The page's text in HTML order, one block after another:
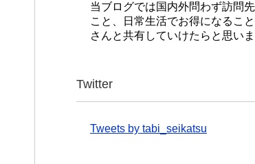
当ブログでは国内外問わず訪問
こと、日常生活でお得になるこ
さんと共有していけたらと思いま
Twitter
Tweets by tabi_seikatsu